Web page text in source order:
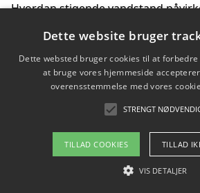
Hvordan stigende vandstand
Sådan vælger du de bedste
vandreture i Danmark
Copyright 2026 -
Om / kontakt
Dette website bruger
Dette websted bruger cookies til at
at bruge vores hjemmeside
overensstemmelse med vores
STRENGT
TILLAD COOKIES TILLAD
VIS DETALJER